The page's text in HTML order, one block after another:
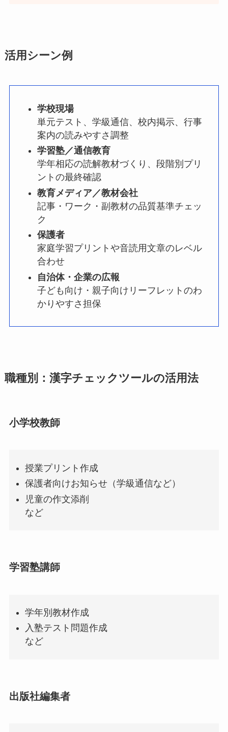
活用シーン例
学校現場
単元テスト、学級通信、校内掲示、行事
案内の読みやすさ調整
学習塾／通信教育
学年相応の読解教材づくり、段階別プリ
ントの最終確認
教育メディア／教材会社
記事・ワーク・副教材の品質基準チェッ
ク
保護者
家庭学習プリントや音読用文章のレベル
合わせ
自治体・企業の広報
子ども向け・親子向けリーフレットのわ
かりやすさ担保
職種別：漢字チェックツールの活用法
小学校教師
授業プリント作成
保護者向けお知らせ（学級通信など）
児童の作文添削
など
学習塾講師
学年別教材作成
入塾テスト問題作成
など
出版社編集者